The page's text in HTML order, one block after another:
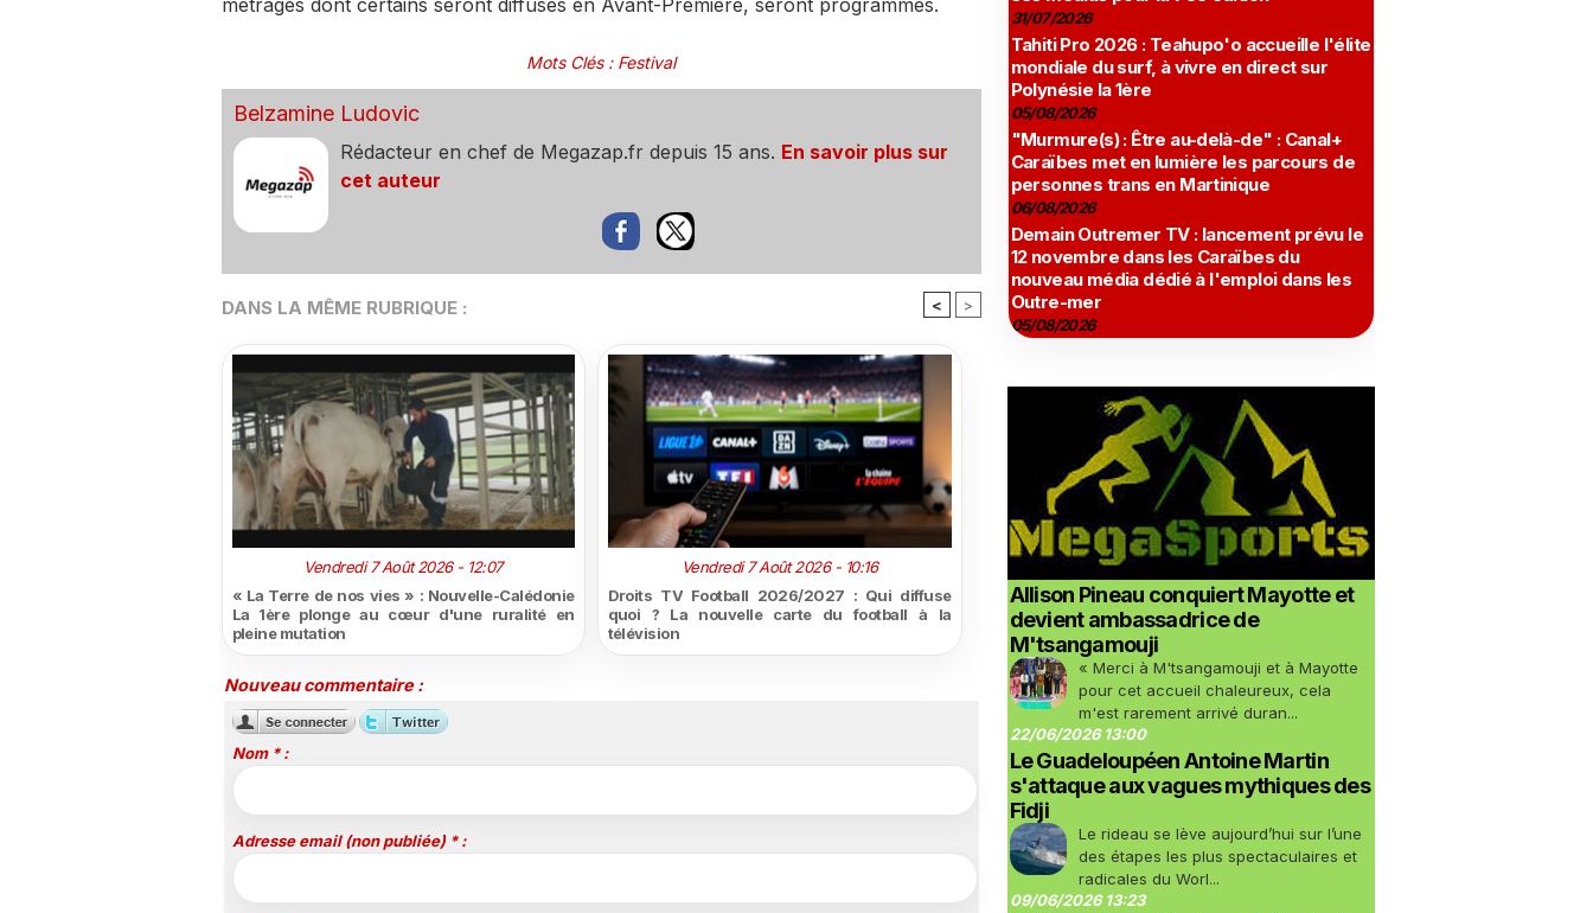
métrages dont certains seront diffusés en Avant-Première, seront programmés.
Mots Clés: Festival
Belzamine Ludovic
Rédacteur en chef de Megazap.fr depuis 15 ans. En savoir plus sur
cet auteur
DANS LA MÊME RUBRIQUE : < >
Vendredi 7 Août 2026 - 12:07
« La Terre de nos vies » : Nouvelle-Calédonie
La 1ère plonge au cœur d'une ruralité en
pleine mutation
Vendredi 7 Août 2026 - 10:16
Droits TV Football 2026/2027 : Qui diffuse
quoi ? La nouvelle carte du football à la
télévision
Nouveau commentaire :
Nom * :
Adresse email (non publiée) * :
31/07/2026
Tahiti Pro 2026 : Teahupo'o accueille l'élite
mondiale du surf, à vivre en direct sur
Polynésie la 1ère
05/08/2026
"Murmure(s) : Être au-delà-de" : Canal+
Caraïbes met en lumière les parcours de
personnes trans en Martinique
06/08/2026
Demain Outremer TV : lancement prévu le
12 novembre dans les Caraïbes du
nouveau média dédié à l'emploi dans les
Outre-mer
05/08/2026
Allison Pineau conquiert Mayotte et
devient ambassadrice de
M'tsangamouji
« Merci à M'tsangamouji et à Mayotte
pour cet accueil chaleureux, cela
m'est rarement arrivé duran...
22/06/2026 13:00
Le Guadeloupéen Antoine Martin
s'attaque aux vagues mythiques des
Fidji
Le rideau se lève aujourd’hui sur l’une
des étapes les plus spectaculaires et
radicales du Worl...
09/06/2026 13:23